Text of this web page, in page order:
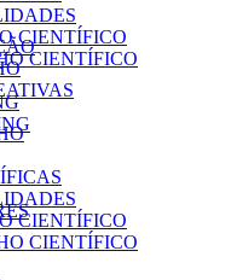
CIENTÍFICO
CIENTÍFICO
CIENTÍFICO
CIENTÍFICO